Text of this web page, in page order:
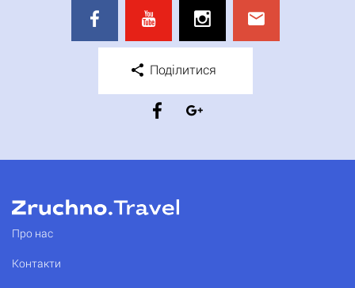
Поділитися
Про нас
Контакти